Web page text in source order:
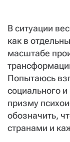
В ситуации
как в
масштабе
Попытаюсь
социального
призму
обозначить,
странами и